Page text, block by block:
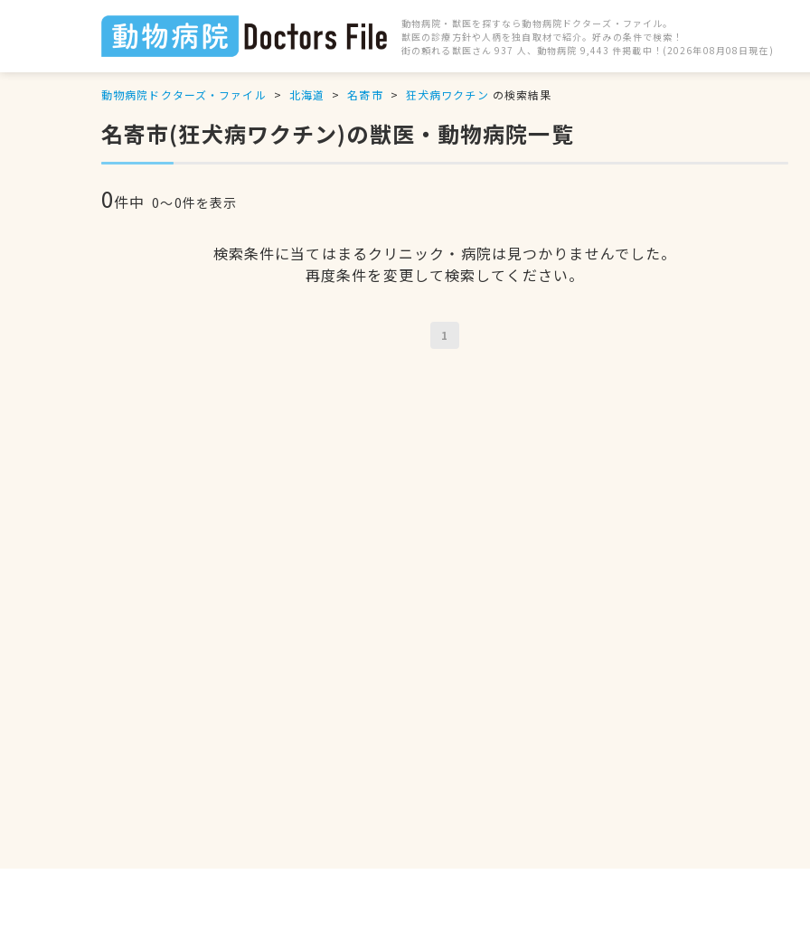
動物病院・獣医を探すなら動物病院ドクターズ・ファイル。
獣医の診療方針や人柄を独自取材で紹介。好みの条件で検索！
街の頼れる獣医さん 937 人、動物病院 9,443 件掲載中！(2026年08月08日現在)
動物病院ドクターズ・ファイル 北海道 名寄市 狂犬病ワクチン の検索結果
名寄市(狂犬病ワクチン)の獣医・動物病院一覧
0件中 0〜0件を表示
検索条件に当てはまるクリニック・病院は見つかりませんでした。
再度条件を変更して検索してください。
1